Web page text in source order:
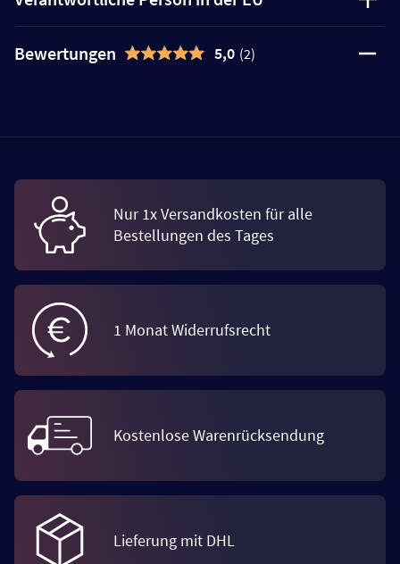
Bewertungen 5,0 (2)
Nur 1x Versandkosten für alle
Bestellungen des Tages
1 Monat Widerrufsrecht
Kostenlose Warenrücksendung
Lieferung mit DHL